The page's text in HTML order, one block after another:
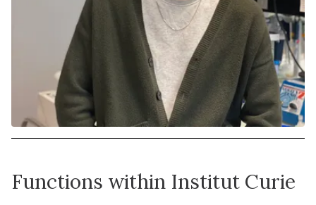
Functions within Institut Curie